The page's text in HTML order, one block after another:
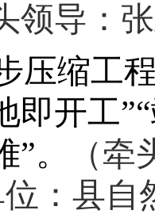
领导：
压缩工
即开工”“
”。
（
：县自